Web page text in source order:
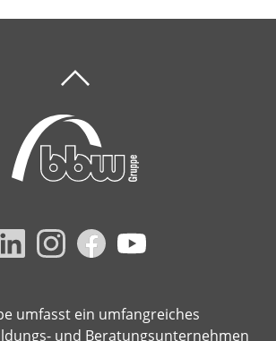
umfasst ein umfangreiches
und Beratungsunternehmen